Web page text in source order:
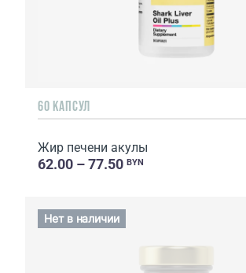
60 КАПСУЛ
Жир печени акулы
62.00 – 77.50 BYN
Нет в наличии